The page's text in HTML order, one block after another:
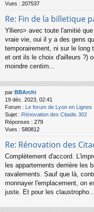
Vues : 207537
Re: Fin de la billetique
Ylliero> avec toute l'amitié
vraie vie, oui il y a des gens
temporairement, ni sur le long
et ont ils le choix d'ailleurs ?)
moindre centim...
par BBArchi
19 déc. 2023, 02:41
Forum :
Le forum de Lyon en Lignes
Sujet : Rénovation des Citadis 302
Réponses : 279
Vues : 580812
Re: Rénovation des
Complètement d'accord.
les appartements derrière les
ravalements. Sauf que là,
monnayer l'emplacement, on
juste. Et pour les claustropho...